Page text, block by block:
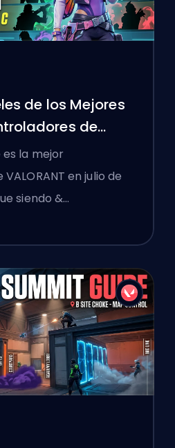
de los Mejores
de
es la mejor
en julio de
siendo &…